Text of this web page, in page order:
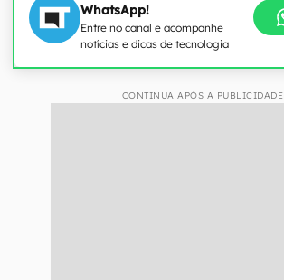
WhatsApp!
Entre no canal e acompanhe
notícias e dicas de tecnologia
CONTINUA APÓS A PUBLICIDADE